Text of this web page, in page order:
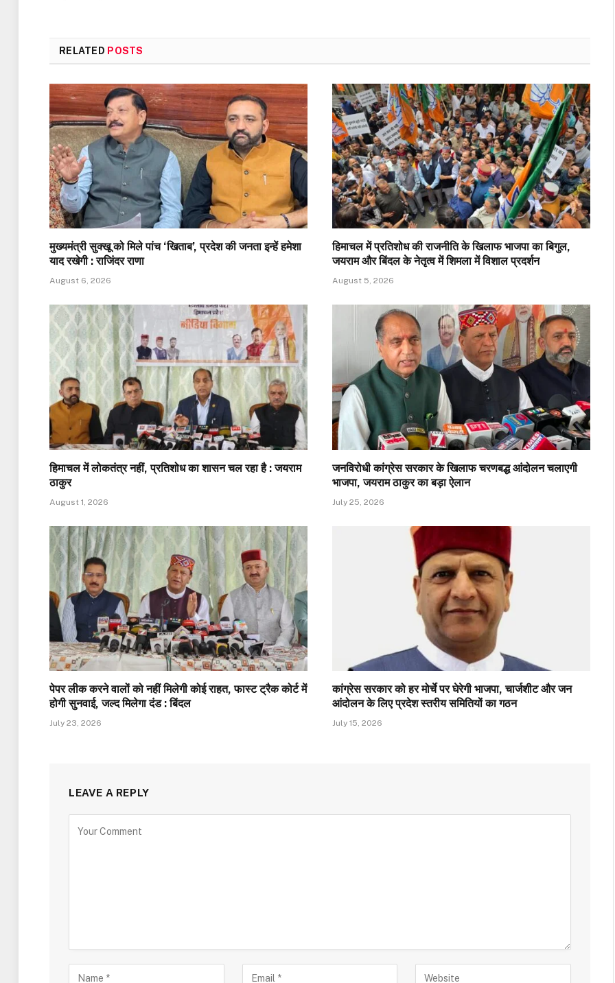
RELATED POSTS
मुख्यमंत्री सुक्खू को मिले पांच ‘खिताब’, प्रदेश की जनता इन्हें हमेशा
याद रखेगी : राजिंदर राणा
August 6, 2026
हिमाचल में प्रतिशोध की राजनीति के खिलाफ भाजपा का बिगुल,
जयराम और बिंदल के नेतृत्व में शिमला में विशाल प्रदर्शन
August 5, 2026
हिमाचल में लोकतंत्र नहीं, प्रतिशोध का शासन चल रहा है : जयराम
ठाकुर
August 1, 2026
जनविरोधी कांग्रेस सरकार के खिलाफ चरणबद्ध आंदोलन चलाएगी
भाजपा, जयराम ठाकुर का बड़ा ऐलान
July 25, 2026
पेपर लीक करने वालों को नहीं मिलेगी कोई राहत, फास्ट ट्रैक कोर्ट में
होगी सुनवाई, जल्द मिलेगा दंड : बिंदल
July 23, 2026
कांग्रेस सरकार को हर मोर्चे पर घेरेगी भाजपा, चार्जशीट और जन
आंदोलन के लिए प्रदेश स्तरीय समितियों का गठन
July 15, 2026
LEAVE A REPLY